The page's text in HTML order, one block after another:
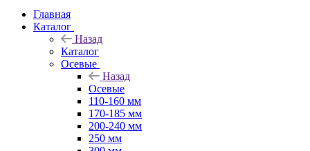
Главная
Каталог
Назад
Каталог
Осевые
Назад
Осевые
110-160 мм
170-185 мм
200-240 мм
250 мм